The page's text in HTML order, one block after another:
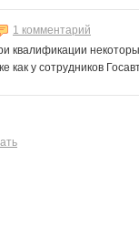
1 комментарий
квалификации
у сотрудников